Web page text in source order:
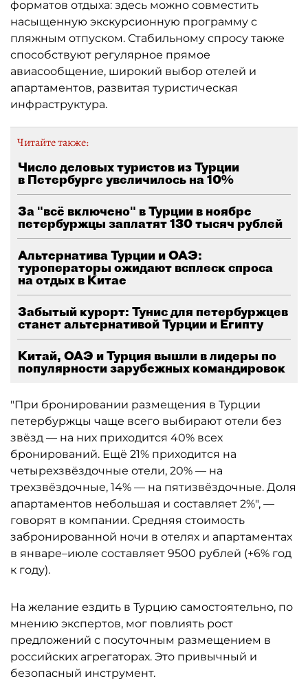
форматов отдыха: здесь можно совместить
насыщенную экскурсионную программу с
пляжным отпуском. Стабильному спросу также
способствуют регулярное прямое
авиасообщение, широкий выбор отелей и
апартаментов, развитая туристическая
инфраструктура.
Читайте также:
Число деловых туристов из Турции
в Петербурге увеличилось на 10%
За "всё включено" в Турции в ноябре
петербуржцы заплатят 130 тысяч рублей
Альтернатива Турции и ОАЭ:
туроператоры ожидают всплеск спроса
на отдых в Китае
Забытый курорт: Тунис для петербуржцев
станет альтернативой Турции и Египту
Китай, ОАЭ и Турция вышли в лидеры по
популярности зарубежных командировок
"При бронировании размещения в Турции
петербуржцы чаще всего выбирают отели без
звёзд — на них приходится 40% всех
бронирований. Ещё 21% приходится на
четырехзвёздочные отели, 20% — на
трехзвёздочные, 14% — на пятизвёздочные. Доля
апартаментов небольшая и составляет 2%", —
говорят в компании. Средняя стоимость
забронированной ночи в отелях и апартаментах
в январе–июле составляет 9500 рублей (+6% год
к году).
На желание ездить в Турцию самостоятельно, по
мнению экспертов, мог повлиять рост
предложений с посуточным размещением в
российских агрегаторах. Это привычный и
безопасный инструмент.